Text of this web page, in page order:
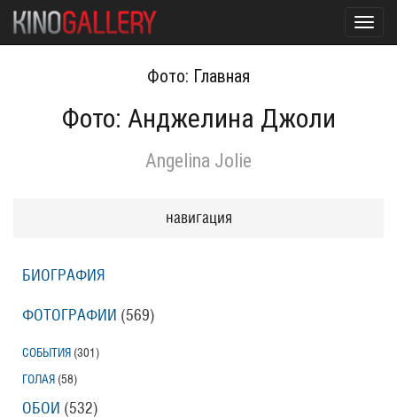
Фото: Главная
Фото: Анджелина Джоли
Angelina Jolie
навигация
БИОГРАФИЯ
ФОТОГРАФИИ (569)
СОБЫТИЯ (301 )
ГОЛАЯ (58)
ОБОИ (532)